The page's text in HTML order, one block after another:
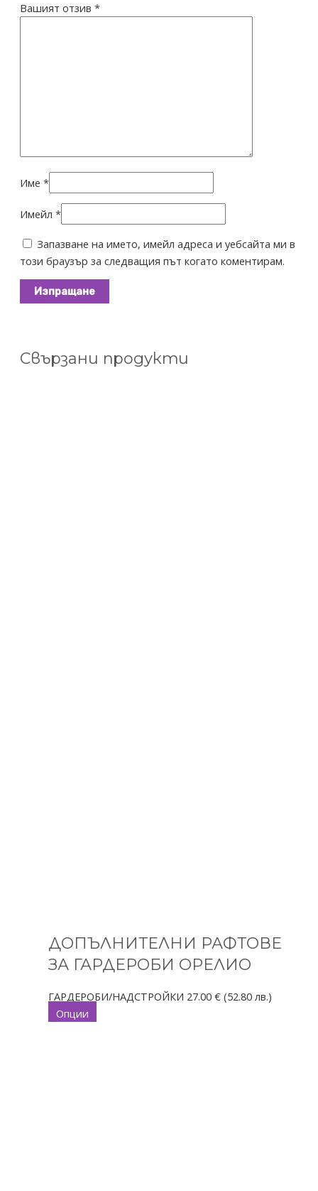
Вашият отзив *
Име *
Имейл *
Запазване на името, имейл адреса и уебсайта ми в
този браузър за следващия път когато коментирам.
Свързани продукти
ДОПЪЛНИТЕЛНИ РАФТОВЕ
ЗА ГАРДЕРОБИ ОРЕЛИО
ГАРДЕРОБИ/НАДСТРОЙКИ 27.00 € (52.80 лв.)
Опции